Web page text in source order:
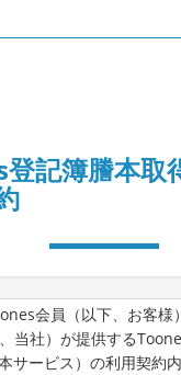
記簿謄本取
会員（以下、お客様
当社）が提供する
サービス）の利用契約